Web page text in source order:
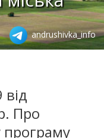
andrushivka_info
Про
програму